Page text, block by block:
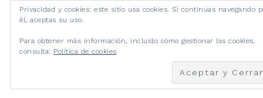
Privacidad y cookies: este sitio usa cookies. Si continúas navegando
él, aceptas su uso.
Para obtener más información, incluido cómo gestionar las cookies,
consulta: Política de cookies